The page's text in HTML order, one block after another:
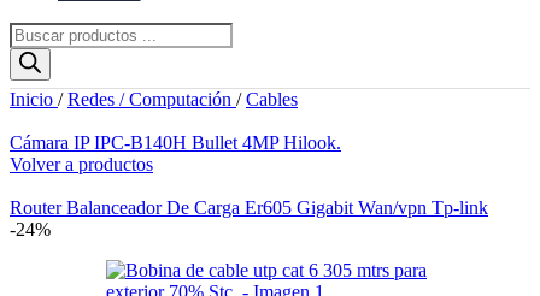
Búsqueda
de
productos
Inicio / Redes / Computación / Cables
Cámara IP IPC-B140H Bullet 4MP Hilook.
Volver a productos
Router Balanceador De Carga Er605 Gigabit Wan/vpn Tp-linkEl
El
-24%